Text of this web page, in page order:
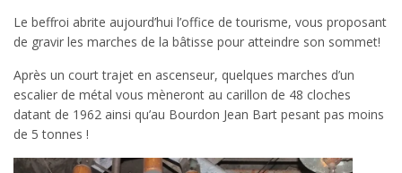
Le beffroi abrite aujourd’hui l’office de tourisme, vous proposant
de gravir les marches de la bâtisse pour atteindre son sommet!
Après un court trajet en ascenseur, quelques marches d’un
escalier de métal vous mèneront au carillon de 48 cloches
datant de 1962 ainsi qu’au Bourdon Jean Bart pesant pas moins
de 5 tonnes !